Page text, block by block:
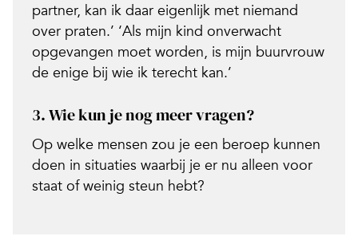
partner, kan ik daar eigenlijk met niemand
over praten.’ ‘Als mijn kind onverwacht
opgevangen moet worden, is mijn buurvrouw
de enige bij wie ik terecht kan.’
3.Wie kun je nog meer vragen?
Op welke mensen zou je een beroep kunnen
doen in situaties waarbij je er nu alleen voor
staat of weinig steun hebt?